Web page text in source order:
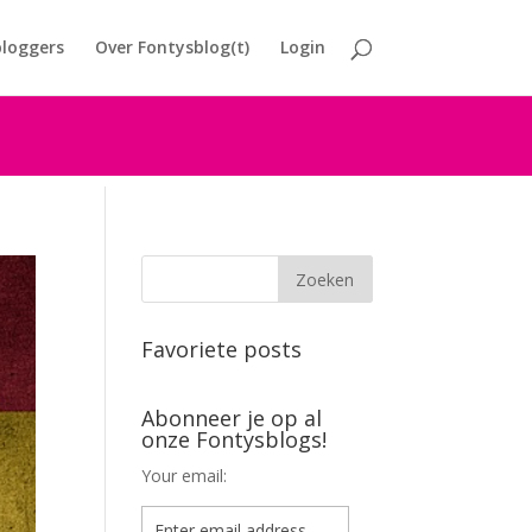
Over Fontysblog(t) Login
Favoriete posts
Abonneer je op al
onze Fontysblogs!
Your email: